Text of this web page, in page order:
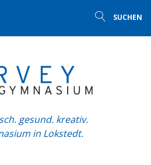
SUCHEN
gesund. kreativ.
in Lokstedt.